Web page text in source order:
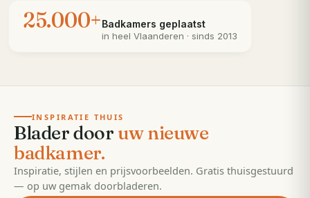
25.000+Badkamers geplaatst
in heel Vlaanderen · sinds 2013
EDITIE2026· 55 pagina's
INSPIRATIE THUIS
Blader door uw nieuwe
badkamer.
Inspiratie, stijlen en prijsvoorbeelden. Gratis thuisgestuurd
— op uw gemak doorbladeren.